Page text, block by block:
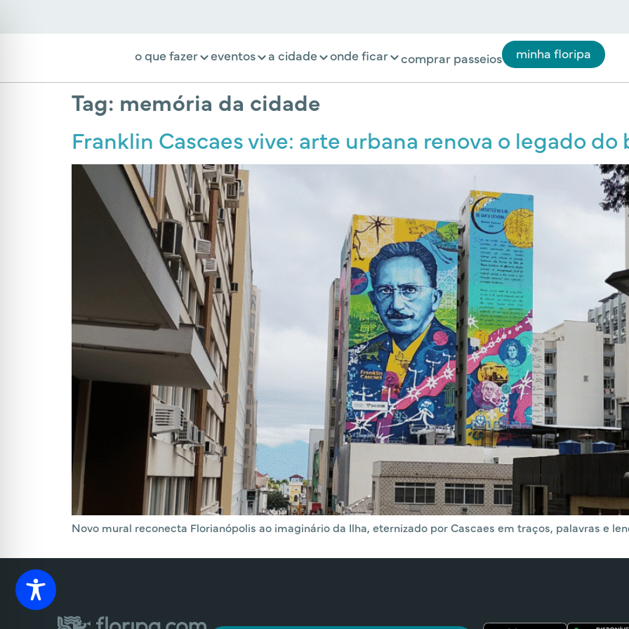
o que fazer eventos a cidade onde ficar comprar passeios minha floripa
Tag: memória da cidade
Franklin Cascaes vive: arte urbana renova o legado do
Novo mural reconecta Florianópolis ao imaginário da Ilha, eternizado por Cascaes em traços, palavras e